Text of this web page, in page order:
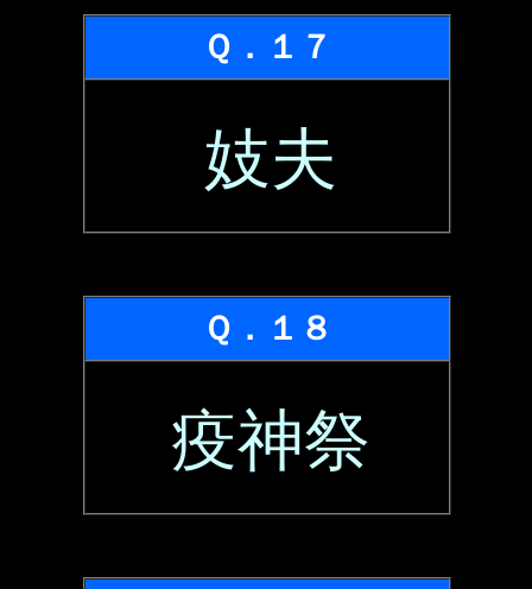
Ｑ．１７
妓夫
Ｑ．１８
疫神祭